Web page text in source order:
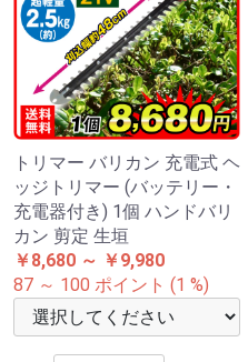
トリマー バリカン 充電式 ヘ
ッジトリマー (バッテリー・
充電器付き) 1個 ハンドバリ
カン 剪定 生垣
￥8,680 ～ ￥9,980
87 ～ 100 ポイント (1 %)